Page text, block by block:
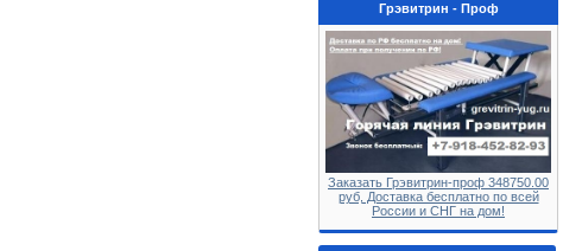
Грэвитрин - Проф
Заказать Грэвитрин-проф 348750.00
руб, Доставка бесплатно по всей
России и СНГ на дом!